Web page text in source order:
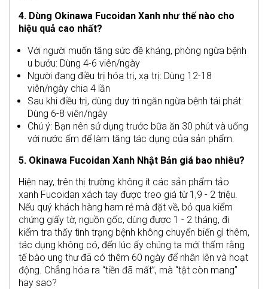
4. Dùng Okinawa Fucoidan Xanh như thế nào cho
hiệu quả cao nhất?
Với người muốn tăng sức đề kháng, phòng ngừa bệnh
u bướu: Dùng 4-6 viên/ngày
Người đang điều trị hóa trị, xạ trị: Dùng 12-18
viên/ngày chia 4 lần
Sau khi điều trị, dùng duy trì ngăn ngừa bệnh tái phát:
Dùng 6-8 viên/ngày
Chú ý: Bạn nên sử dụng trước bữa ăn 30 phút và uống
với nước ấm để làm tăng tác dụng của sản phẩm.
5. Okinawa Fucoidan Xanh Nhật Bản giá bao nhiêu?
Hiện nay, trên thị trường không ít các sản phẩm tảo
xanh Fucoidan xách tay được treo giá từ 1,9 - 2 triệu.
Nếu quý khách hàng ham rẻ mà đặt về, bỏ qua kiểm
chứng giấy tờ, nguồn gốc, dùng được 1 - 2 tháng, đi
kiểm tra thấy tình trạng bệnh không chuyển biến gì thêm,
tác dụng không có, đến lúc ấy chúng ta mới thấm rằng
tế bào ung thư đã có thêm 60 ngày để nhân lên và hoạt
động. Chẳng hóa ra “tiền đã mất”, mà “tật còn mang”
hay sao?